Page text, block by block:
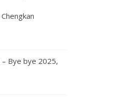
Bye bye 2025,